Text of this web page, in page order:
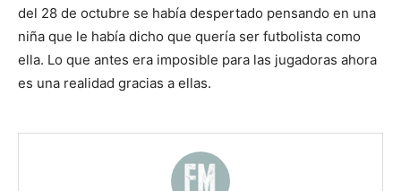
del 28 de octubre se había despertado pensando en una
niña que le había dicho que quería ser futbolista como
ella. Lo que antes era imposible para las jugadoras ahora
es una realidad gracias a ellas.